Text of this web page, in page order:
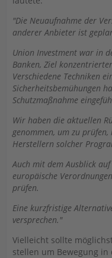
"Die Neuaufnahme der
anderer Anbieter ist
Union Investment war in
Banken, Ziel
Verschiedene Techniken
Sicherheitsbemühungen
Schutzmaßnahme
Wir haben die aktuellen
genommen, um zu
Herstellern solcher
Auch mit dem Ausblick
europäische
prüfen.
Eine kurzfristige
versprechen."
Vielleicht sollte
stellen um Bewegung in